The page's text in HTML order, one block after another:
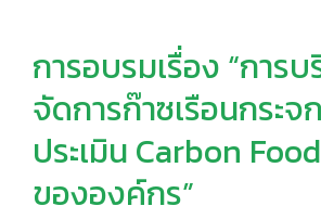
การอบรมเรื่อง “การบ
จัดการก๊าซเรือนกระจ
ประเมิน Carbon
ขององค์กร”